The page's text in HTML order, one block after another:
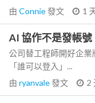
由 Connie發文 1
AI 協作不是發帳
公司替工程師開好企
「誰可以登入」...
由 ryanvale發文 2